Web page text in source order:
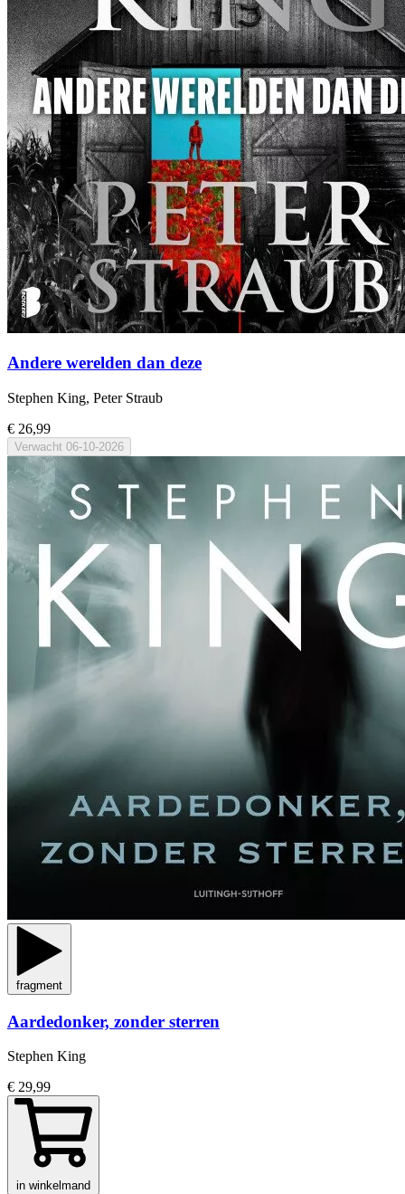
Andere werelden dan deze
Stephen King, Peter Straub
€ 26,99
Verwacht 06-10-2026
fragment
Aardedonker, zonder sterren
Stephen King
€ 29,99
in winkelmand